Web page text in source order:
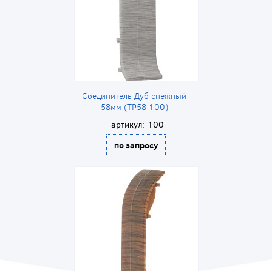
Соединитель Дуб снежный
58мм (ТР58 100)
артикул: 100
по запросу